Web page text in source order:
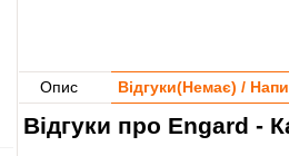
Опис Відгуки(Немає) /
Відгуки про Engard -